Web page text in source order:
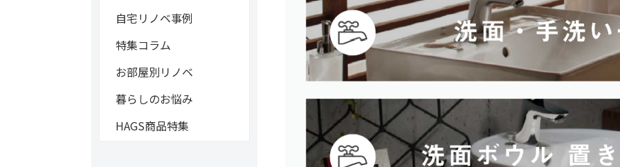
自宅リノベ事例
特集コラム
お部屋別リノベ
暮らしのお悩み
HAGS商品特集